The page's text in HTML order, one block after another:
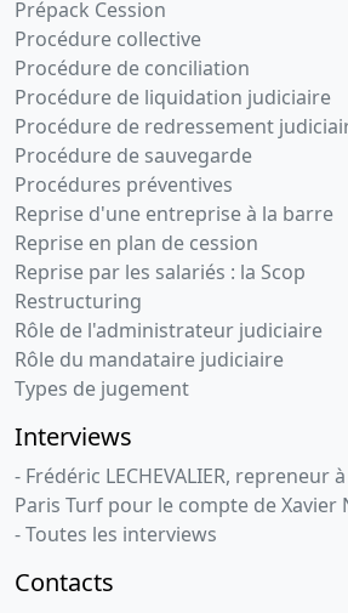
Prépack Cession
Procédure collective
Procédure de conciliation
Procédure de liquidation judiciaire
Procédure de redressement
Procédure de sauvegarde
Procédures préventives
Reprise d'une entreprise à la barre
Reprise en plan de cession
Reprise par les salariés : la Scop
Restructuring
Rôle de l'administrateur judiciaire
Rôle du mandataire judiciaire
Types de jugement
Interviews
- Frédéric LECHEVALIER, repreneur
Paris Turf pour le compte de Xavier
- Toutes les interviews
Contacts